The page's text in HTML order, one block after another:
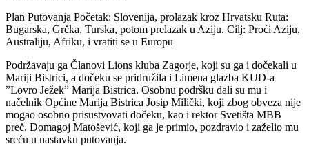
Plan Putovanja Početak: Slovenija, prolazak kroz Hrvatsku Ruta:
Bugarska, Grčka, Turska, potom prelazak u Aziju. Cilj: Proći Aziju,
Australiju, Afriku, i vratiti se u Europu
Podržavaju ga Članovi Lions kluba Zagorje, koji su ga i dočekali u
Mariji Bistrici, a dočeku se pridružila i Limena glazba KUD-a
”Lovro Ježek” Marija Bistrica. Osobnu podršku dali su mu i
načelnik Općine Marija Bistrica Josip Milički, koji zbog obveza nije
mogao osobno prisustvovati dočeku, kao i rektor Svetišta MBB
preč. Domagoj Matošević, koji ga je primio, pozdravio i zaželio mu
sreću u nastavku putovanja.